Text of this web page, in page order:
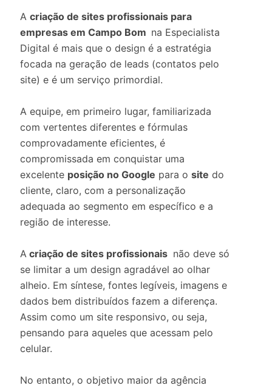
A criação de sites profissionais para
empresas em Campo Bom na Especialista
Digital é mais que o design é a estratégia
focada na geração de leads (contatos pelo
site) e é um serviço primordial.
A equipe, em primeiro lugar, familiarizada
com vertentes diferentes e fórmulas
comprovadamente eficientes, é
compromissada em conquistar uma
excelente posição no Google para o site do
cliente, claro, com a personalização
adequada ao segmento em específico e a
região de interesse.
A criação de sites profissionais não deve só
se limitar a um design agradável ao olhar
alheio. Em síntese, fontes legíveis, imagens e
dados bem distribuídos fazem a diferença.
Assim como um site responsivo, ou seja,
pensando para aqueles que acessam pelo
celular.
No entanto, o objetivo maior da agência